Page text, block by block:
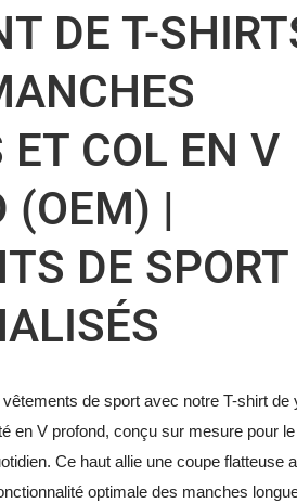
DE T-
ET COL EN V
(OEM) |
DE SPORT
de sport avec notre T-shirt de
en V profond, conçu sur mesure pour
Ce haut allie une coupe flatteuse
optimale des manches